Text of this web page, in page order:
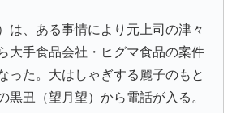
は、ある事情により元上司の津々
大手食品会社・ヒグマ食品の案件
った。大はしゃぎする麗子のもと
黒丑（望月望）から電話が入る。